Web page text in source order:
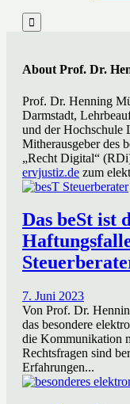

About Prof. Dr.
Prof. Dr. Henning
Darmstadt,
und der Hochschule
Mitherausgeber des
„Recht Digital“
ervjustiz.de zum
Das beSt ist
7. Juni 2023
Von Prof. Dr.
das besondere
die Kommunikation
Rechtsfragen sind
Erfahrungen...